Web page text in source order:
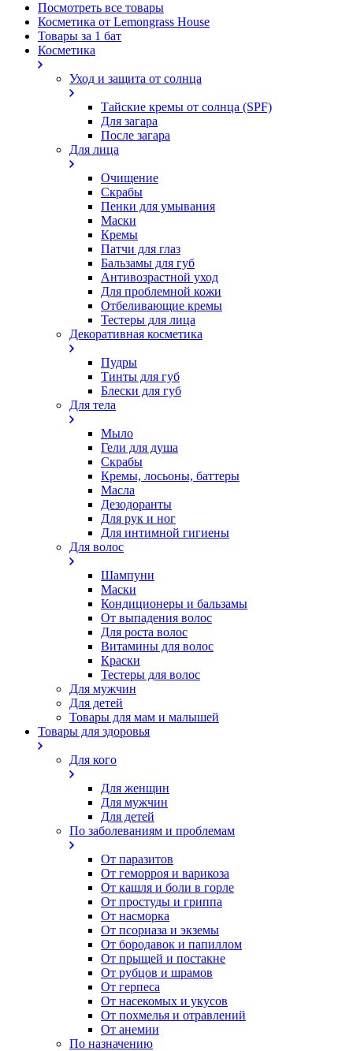
Посмотреть все товары
Косметика от Lemongrass House
Товары за 1 бат
Косметика
Уход и защита от солнца
Тайские кремы от солнца (SPF)
Для загара
После загара
Для лица
Очищение
Скрабы
Пенки для умывания
Маски
Кремы
Патчи для глаз
Бальзамы для губ
Антивозрастной уход
Для проблемной кожи
Oтбеливающие кремы
Тестеры для лица
Декоративная косметика
Пудры
Тинты для губ
Блески для губ
Для тела
Мыло
Гели для душа
Скрабы
Кремы, лосьоны, баттеры
Масла
Дезодоранты
Для рук и ног
Для интимной гигиены
Для волос
Шампуни
Маски
Кондиционеры и бальзамы
От выпадения волос
Для роста волос
Витамины для волос
Краски
Тестеры для волос
Для мужчин
Для детей
Товары для мам и малышей
Товары для здоровья
Для кого
Для женщин
Для мужчин
Для детей
По заболеваниям и проблемам
От паразитов
Oт геморроя и варикоза
От кашля и боли в горле
От простуды и гриппа
От насморка
Oт псориаза и экземы
От бородавок и папиллом
От прыщей и постакне
От рубцов и шрамов
От герпеса
От насекомых и укусов
От похмелья и отравлений
От анемии
По назначению